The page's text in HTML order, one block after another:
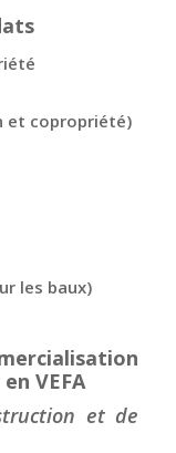
et copropriété)
les baux)
VEFA
et de